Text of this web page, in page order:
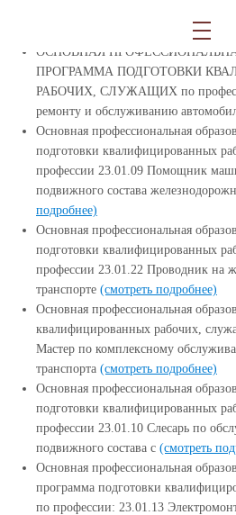
(смотреть
ОСНОВНАЯ
ПРОГРАММА ПОДГОТОВКИ
РАБОЧИХ, СЛУЖАЩИХ по
ремонту и обслуживанию
Основная профессиональная
подготовки квалифицированных
профессии 23.01.09 Помощник
подвижного состава
подробнее)
Основная профессиональная
подготовки квалифицированных
профессии 23.01.22 Проводник на
транспорте (смотреть подробнее)
Основная профессиональная
квалифицированных рабочих,
Мастер по комплексному
транспорта (смотреть подробнее)
Основная профессиональная
подготовки квалифицированных
профессии 23.01.10 Слесарь по
подвижного состава с (смотреть
Основная профессиональная
программа подготовки
по профессии: 23.01.13